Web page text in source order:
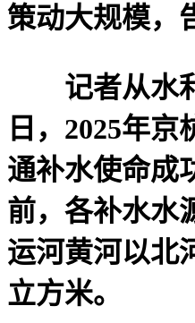
策动大规模，
记者从水利
日，2025年
通补水使命成
前，各补水水
运河黄河以北
立方米。